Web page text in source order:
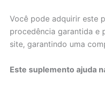
Você pode adquirir este
procedência garantida e
site, garantindo uma
Este suplemento ajuda